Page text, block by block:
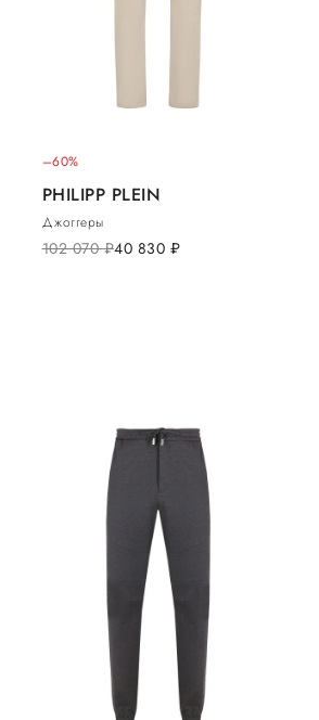
–60%
PHILIPP PLEIN
Джоггеры
102 070руб.40 830 руб.